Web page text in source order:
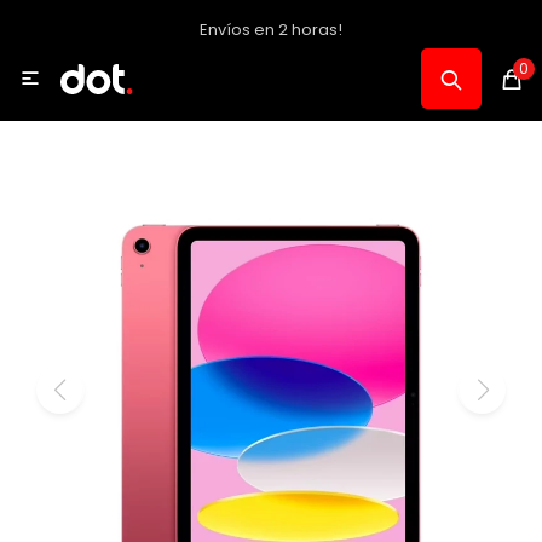
Envíos en 2 horas!
0

Celulares, Relojes y Tablets
Audio, Foto y Video